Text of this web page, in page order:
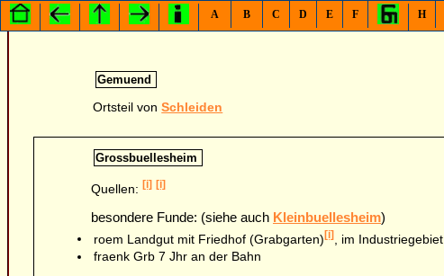
A B C D E F H
Gemuend
Ortsteil vonSchleiden
Grossbuellesheim
Quellen: [i] [i]
besondere Funde: (siehe auch Kleinbuellesheim)
roem Landgut mit Friedhof (Grabgarten)[i] , im Industriegebiet
fraenk Grb 7 Jhr an der Bahn